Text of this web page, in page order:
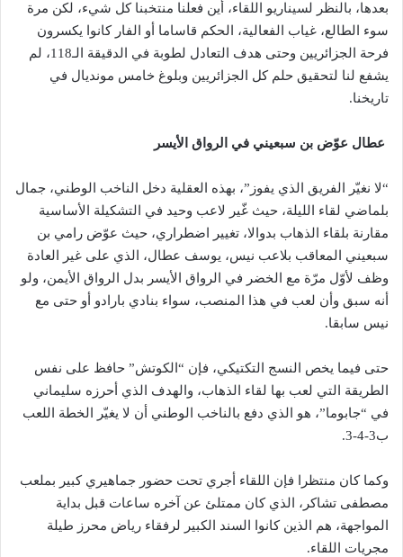
بعدها، بالنظر لسيناريو اللقاء، أين فعلنا منتخبنا كل شيء، لكن مرة
سوء الطالع، غياب الفعالية، الحكم قاساما أو الفار كانوا يكسرون
فرحة الجزائريين وحتى هدف التعادل لطوبة في الدقيقة الـ118، لم
يشفع لنا لتحقيق حلم كل الجزائريين وبلوغ خامس مونديال في
تاريخنا.
عطال عوّض بن سبعيني في الرواق الأيسر
“لا نغيّر الفريق الذي يفوز”، بهذه العقلية دخل الناخب الوطني، جمال
بلماضي لقاء الليلة، حيث غّير لاعب وحيد في التشكيلة الأساسية
مقارنة بلقاء الذهاب بدوالا، تغيير اضطراري، حيث عوّض رامي بن
سبعيني المعاقب بلاعب نيس، يوسف عطال، الذي على غير العادة
وظف لأوّل مرّة مع الخضر في الرواق الأيسر بدل الرواق الأيمن، ولو
أنه سبق وأن لعب في هذا المنصب، سواء بنادي بارادو أو حتى مع
نيس سابقا.
حتى فيما يخص النسج التكتيكي، فإن “الكوتش” حافظ على نفس
الطريقة التي لعب بها لقاء الذهاب، والهدف الذي أحرزه سليماني
في “جابوما”، هو الذي دفع بالناخب الوطني أن لا يغيّر الخطة اللعب
ب3-4-3.
وكما كان منتظرا فإن اللقاء أجري تحت حضور جماهيري كبير بملعب
مصطفى تشاكر، الذي كان ممتلئ عن آخره ساعات قبل بداية
المواجهة، هم الذين كانوا السند الكبير لرفقاء رياض محرز طيلة
مجريات اللقاء.